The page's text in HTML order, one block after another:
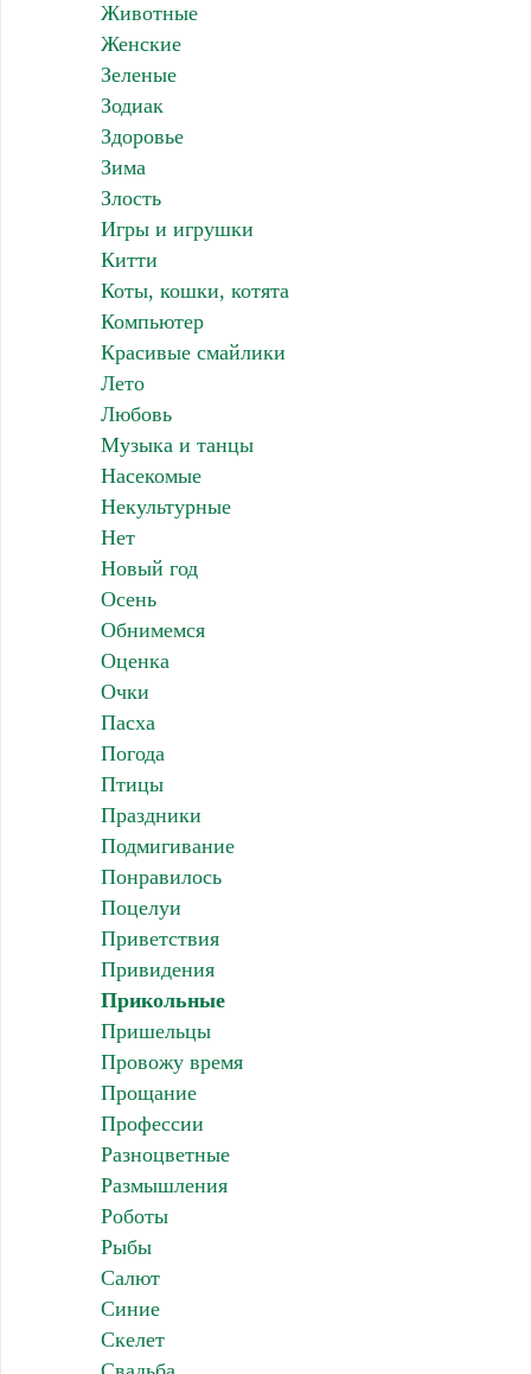
Животные
Женские
Зеленые
Зодиак
Здоровье
Зима
Злость
Игры и игрушки
Китти
Коты, кошки, котята
Компьютер
Красивые смайлики
Лето
Любовь
Музыка и танцы
Насекомые
Некультурные
Нет
Новый год
Осень
Обнимемся
Оценка
Очки
Пасха
Погода
Птицы
Праздники
Подмигивание
Понравилось
Поцелуи
Приветствия
Привидения
Прикольные
Пришельцы
Провожу время
Прощание
Профессии
Разноцветные
Размышления
Роботы
Рыбы
Салют
Синие
Скелет